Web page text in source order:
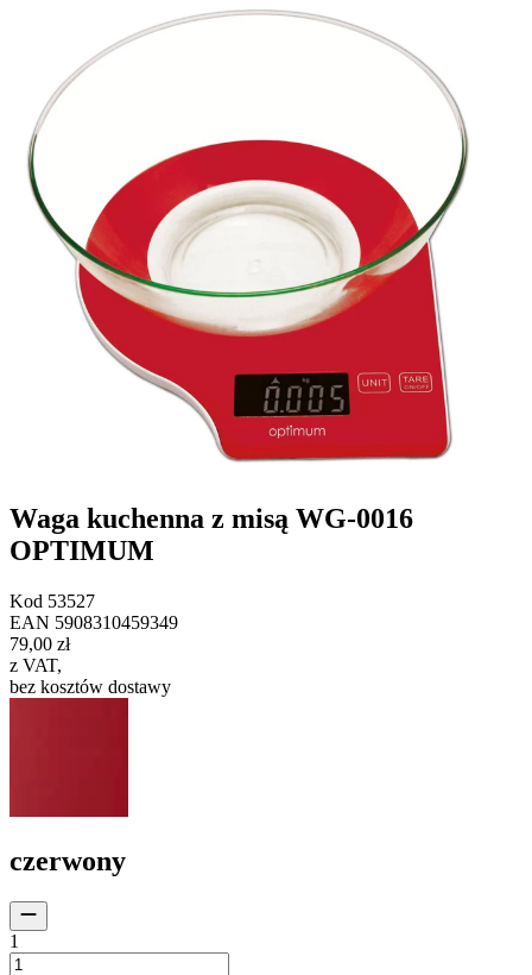
Waga kuchenna z misą WG-0016
OPTIMUM
Kod 53527
EAN 5908310459349
79,00 zł
z VAT,
bez kosztów dostawy
czerwony
1